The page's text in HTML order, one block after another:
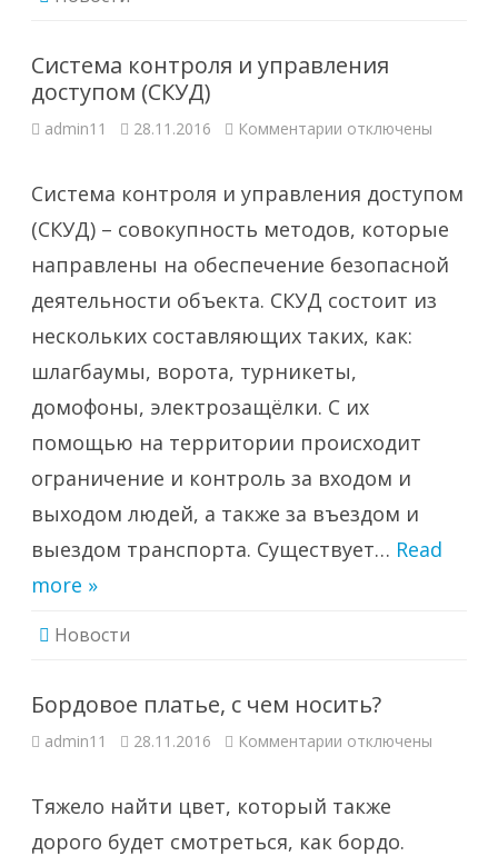
Система контроля и управления
доступом (СКУД)
admin11 28.11.2016 Комментарии к
и
управления
доступом
(СКУД)
отключены
Система контроля и управления доступом
(СКУД) – совокупность методов, которые
направлены на обеспечение безопасной
деятельности объекта. СКУД состоит из
нескольких составляющих таких, как:
шлагбаумы, ворота, турникеты,
домофоны, электрозащёлки. С их
помощью на территории происходит
ограничение и контроль за входом и
выходом людей, а также за въездом и
выездом транспорта. Существует… Read
more »
Новости
Бордовое платье, с чем носить?
admin11 28.11.2016 Комментарии к
с
чем
носить?
отключены
Тяжело найти цвет, который также
дорого будет смотреться, как бордо.